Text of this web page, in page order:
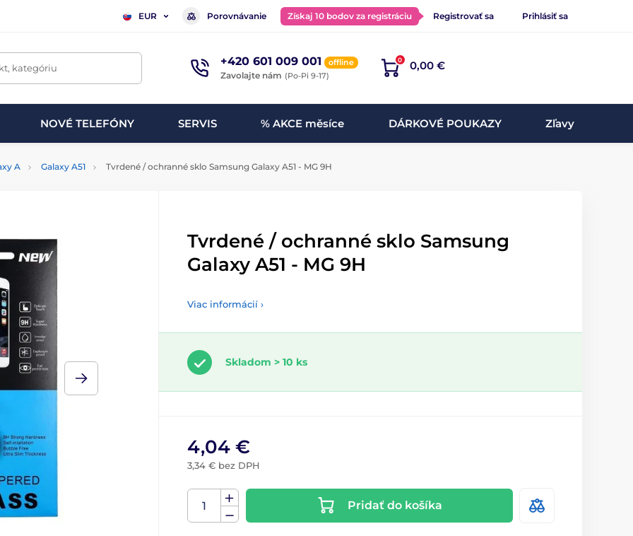
EUR Porovnávanie Získaj 10 bodov za registráciu Registrovať sa Prihlásiť sa
kategóriu +420 601 009 001 offline
Zavolajte nám (Po-Pi 9-17)
0 0,00 €
NOVÉ TELEFÓNY SERVIS % AKCE měsíce DÁRKOVÉ POUKAZY Zľavy
A Galaxy A51 Tvrdené / ochranné sklo Samsung Galaxy A51 - MG 9H
Tvrdené / ochranné sklo Samsung
Galaxy A51 - MG 9H
Viac informácií ›
Skladom > 10 ks
4,04 €
3,34 € bez DPH
Pridať do košíka